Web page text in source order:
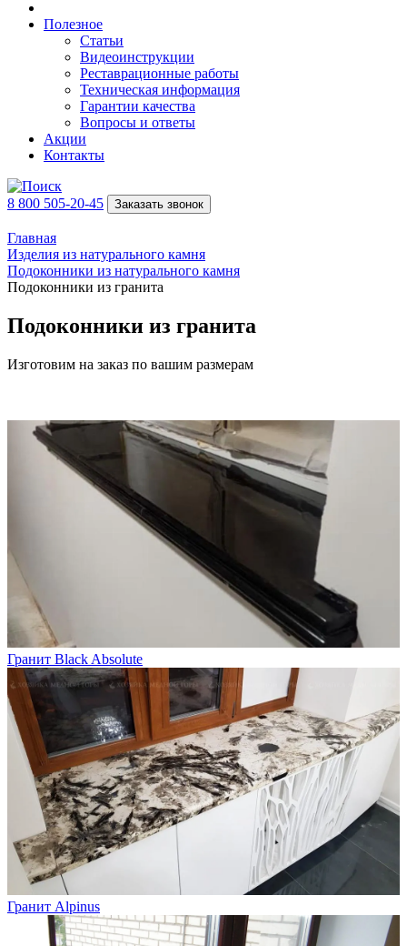
Полезное
Статьи
Видеоинструкции
Реставрационные работы
Техническая информация
Гарантии качества
Вопросы и ответы
Акции
Контакты
8 800 505-20-45 Заказать звонок
Главная
Изделия из натурального камня
Подоконники из натурального камня
Подоконники из гранита
Подоконники из гранита
Изготовим на заказ по вашим размерам
Гранит Black Absolute
Гранит Alpinus